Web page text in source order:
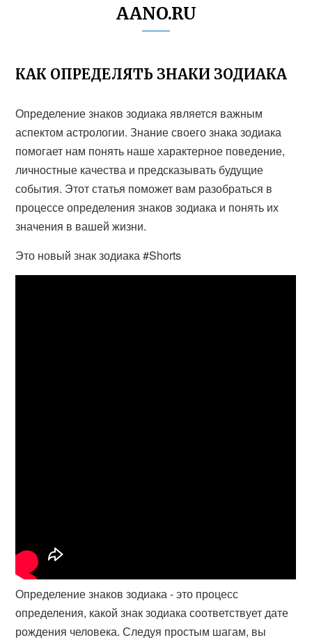
AANO.RU
КАК ОПРЕДЕЛЯТЬ ЗНАКИ ЗОДИАКА
Определение знаков зодиака является важным
аспектом астрологии. Знание своего знака зодиака
помогает нам понять наше характерное поведение,
личностные качества и предсказывать будущие
события. Этот статья поможет вам разобраться в
процессе определения знаков зодиака и понять их
значения в вашей жизни.
Это новый знак зодиака #Shorts
Определение знаков зодиака - это процесс
определения, какой знак зодиака соответствует дате
рождения человека. Следуя простым шагам, вы